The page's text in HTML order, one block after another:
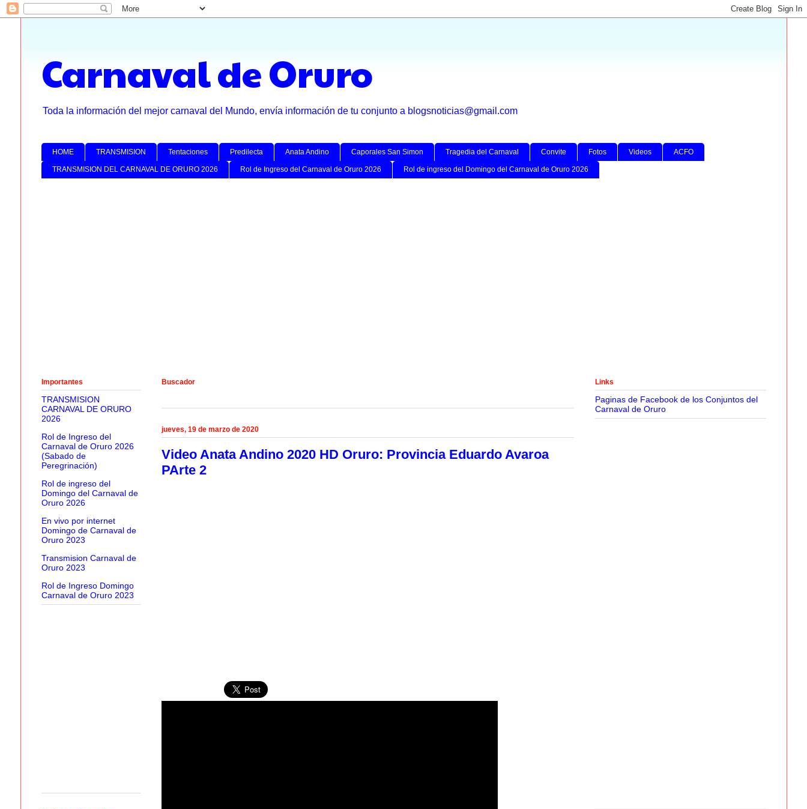
Carnaval de Oruro
Toda la información del mejor carnaval del Mundo, envía información de tu conjunto a blogsnoticias@gmail.com
HOME TRANSMISION Tentaciones Predilecta Anata Andino Caporales San Simon Tragedia del Carnaval Convite Fotos Videos ACFO
TRANSMISION DEL CARNAVAL DE ORURO 2026 Rol de Ingreso del Carnaval de Oruro 2026 Rol de ingreso del Domingo del Carnaval de Oruro 2026
Buscador
jueves, 19 de marzo de 2020
Video Anata Andino 2020 HD Oruro: Provincia Eduardo Avaroa
PArte 2
Importantes
TRANSMISION
CARNAVAL DE ORURO
2026
Rol de Ingreso del
Carnaval de Oruro 2026
(Sabado de
Peregrinación)
Rol de ingreso del
Domingo del Carnaval de
Oruro 2026
En vivo por internet
Domingo de Carnaval de
Oruro 2023
Transmision Carnaval de
Oruro 2023
Rol de Ingreso Domingo
Carnaval de Oruro 2023
Links
Paginas de Facebook de los Conjuntos del
Carnaval de Oruro